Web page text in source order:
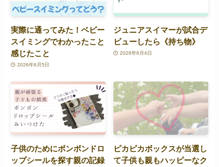
実際に通ってみた！ベビー
スイミングでわかったこと
感じたこと
2026年6月5日
ジュニアスイマーが試合デ
ビューしたら《持ち物》
2026年6月4日
子供のためにボンボンドロ
ップシールを探す親の記録
ピカピカボックスが当選し
て子供も親もハッピーなク